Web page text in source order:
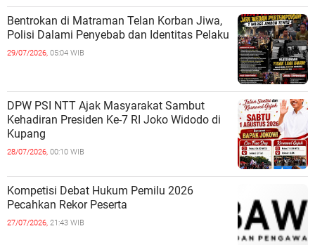
Bentrokan di Matraman Telan Korban Jiwa,
Polisi Dalami Penyebab dan Identitas Pelaku
29/07/2026, 05:04 WIB
DPW PSI NTT Ajak Masyarakat Sambut
Kehadiran Presiden Ke-7 RI Joko Widodo di
Kupang
28/07/2026, 00:10 WIB
Kompetisi Debat Hukum Pemilu 2026
Pecahkan Rekor Peserta
27/07/2026, 21:43 WIB